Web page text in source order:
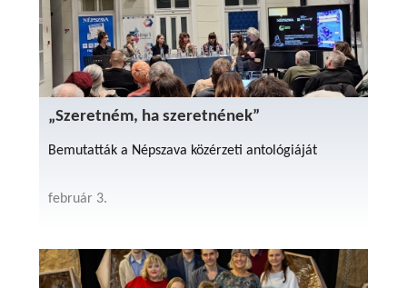
„Szeretném, ha szeretnének”
Bemutatták a Népszava közérzeti antológiáját
február 3.